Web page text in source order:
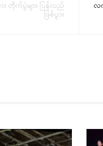
တိုက်ပွဲများ ပြန်လည်
ဖြစ်ပွား
လ